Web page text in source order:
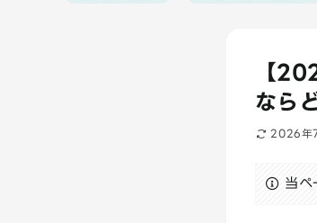
【
なら
2026年
当ペ